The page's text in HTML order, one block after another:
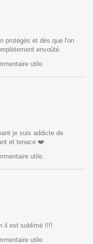
protégés et dès que l'on
envoûté.
utile.
je suis addicte de
et tenace ❤️
utile.
il est sublimé !!!!
utile.